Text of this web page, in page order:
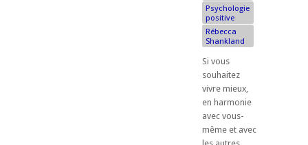
Psychologie
positive
Rébecca
Shankland
Si vous
souhaitez
vivre mieux,
en harmonie
avec vous-
même et avec